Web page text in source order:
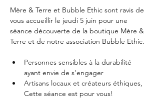
Mère & Terre et Bubble Ethic sont ravis de
vous accueillir le jeudi 5 juin pour une
séance découverte de la boutique Mère &
Terre et de notre association Bubble Ethic.
Personnes sensibles à la durabilité
ayant envie de s'engager
Artisans locaux et créateurs éthiques,
Cette séance est pour vous!